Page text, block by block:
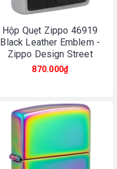
Hộp Quẹt Zippo 46919
Black Leather Emblem -
Zippo Design Street
Chrome
870.000₫